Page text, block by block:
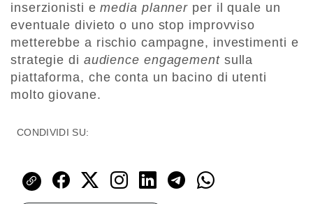
inserzionisti emedia planner per il quale un
eventuale divieto o uno stop improvviso
metterebbe a rischio campagne, investimenti e
strategie di audience engagementsulla
piattaforma, che conta un bacino di utenti
molto giovane.
CONDIVIDI SU: